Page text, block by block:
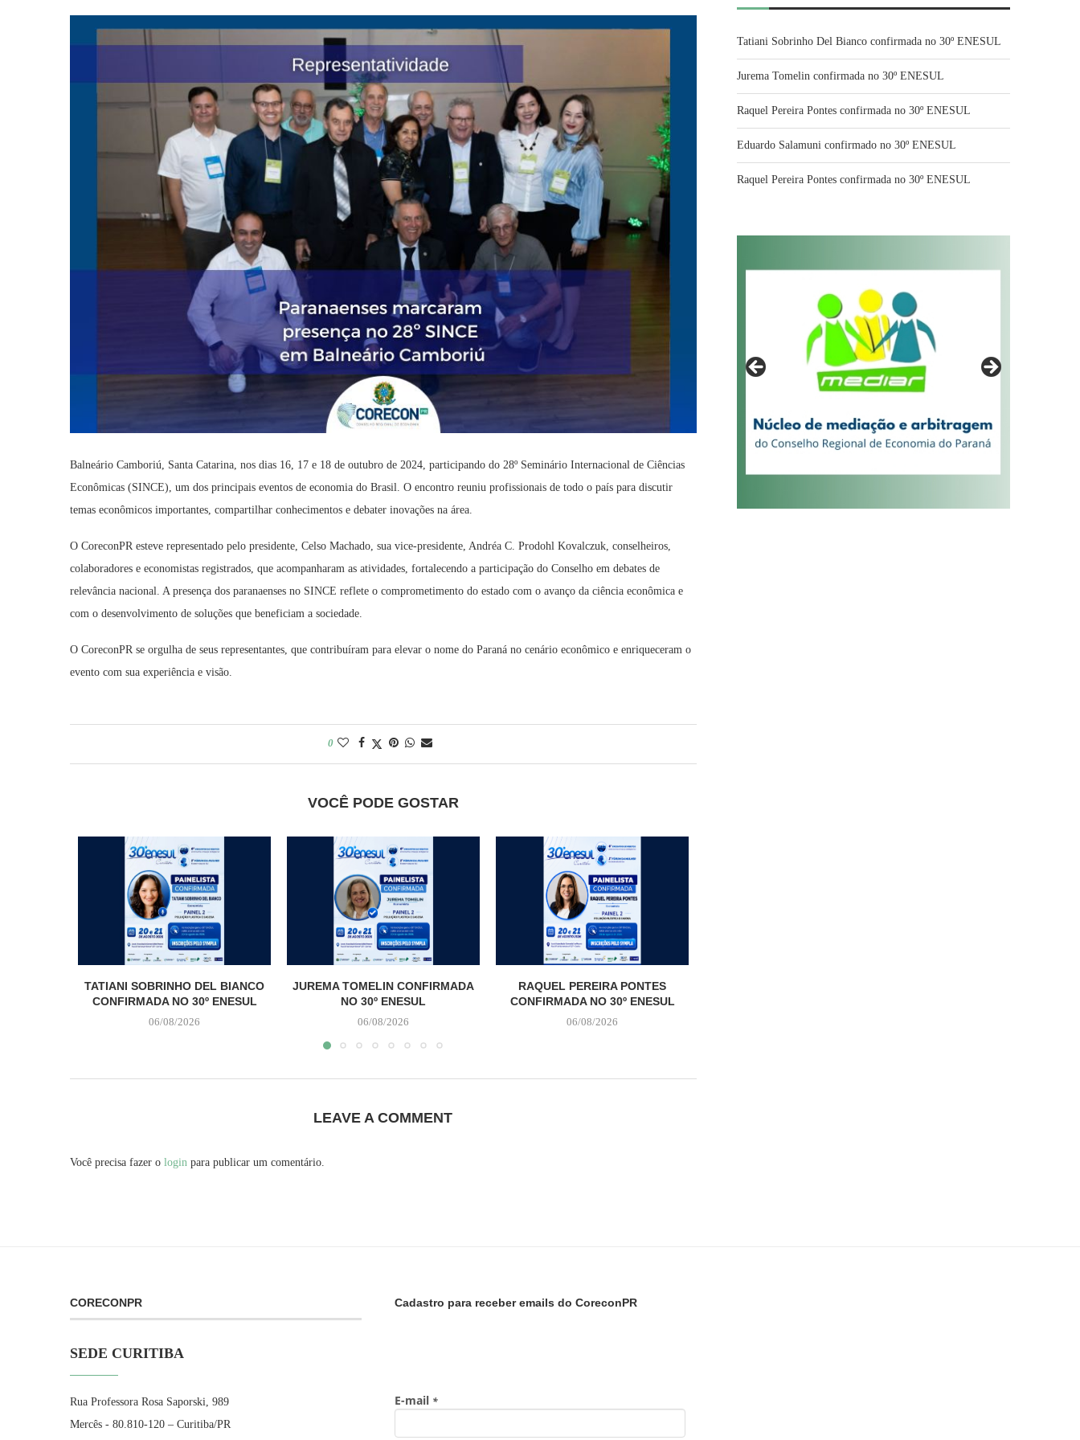
Balneário Camboriú, Santa Catarina, nos dias 16, 17 e 18 de outubro de 2024, participando do 28º Seminário Internacional de Ciências
Econômicas (SINCE), um dos principais eventos de economia do Brasil. O encontro reuniu profissionais de todo o país para discutir
temas econômicos importantes, compartilhar conhecimentos e debater inovações na área.
O CoreconPR esteve representado pelo presidente, Celso Machado, sua vice-presidente, Andréa C. Prodohl Kovalczuk, conselheiros,
colaboradores e economistas registrados, que acompanharam as atividades, fortalecendo a participação do Conselho em debates de
relevância nacional. A presença dos paranaenses no SINCE reflete o comprometimento do estado com o avanço da ciência econômica e
com o desenvolvimento de soluções que beneficiam a sociedade.
O CoreconPR se orgulha de seus representantes, que contribuíram para elevar o nome do Paraná no cenário econômico e enriqueceram o
evento com sua experiência e visão.
0
VOCÊ PODE GOSTAR
TATIANI SOBRINHO DEL BIANCO
CONFIRMADA NO 30º ENESUL
06/08/2026
JUREMA TOMELIN CONFIRMADA
NO 30º ENESUL
06/08/2026
RAQUEL PEREIRA PONTES
CONFIRMADA NO 30º ENESUL
06/08/2026
LEAVE A COMMENT
Você precisa fazer o login para publicar um comentário.
Tatiani Sobrinho Del Bianco confirmada no 30º ENESUL
Jurema Tomelin confirmada no 30º ENESUL
Raquel Pereira Pontes confirmada no 30º ENESUL
Eduardo Salamuni confirmado no 30º ENESUL
Raquel Pereira Pontes confirmada no 30º ENESUL
CORECONPR
SEDE CURITIBA
Rua Professora Rosa Saporski, 989
Mercês - 80.810-120 – Curitiba/PR
Cadastro para receber emails do CoreconPR